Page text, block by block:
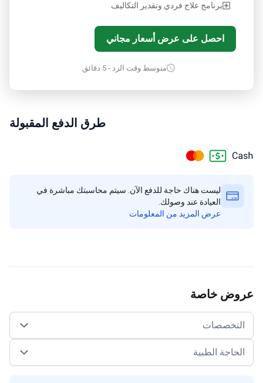
برنامج علاج فردي وتقدير التكاليف
احصل على عرض أسعار مجاني
متوسط وقت الرد - 5 دقائق
طرق الدفع المقبولة
ليست هناك حاجة للدفع الآن. سيتم محاسبتك مباشرة في
العيادة عند وصولك.
عرض المزيد من المعلومات
خاصة
الطبية